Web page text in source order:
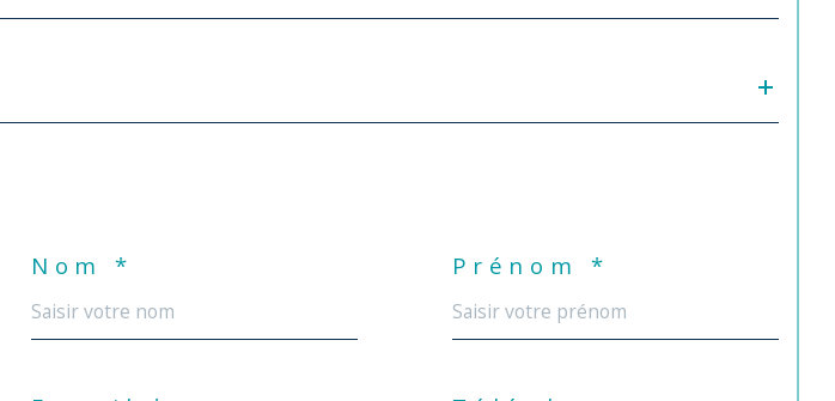
Nom * Prénom *